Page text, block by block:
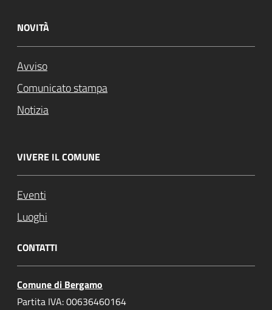
NOVITÀ
Avviso
Comunicato stampa
Notizia
VIVERE IL COMUNE
Eventi
Luoghi
CONTATTI
Comune di Bergamo
Partita IVA: 00636460164